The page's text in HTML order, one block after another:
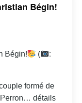
Bégin!
Bégin! (
:
formé de
détails